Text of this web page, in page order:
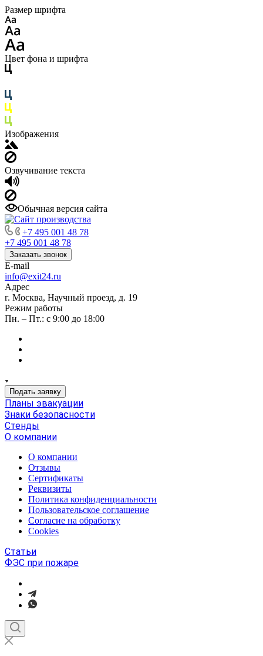
Размер шрифта
Цвет фона и шрифта
Изображения
Озвучивание текста
Обычная версия сайта
+7 495 001 48 78
+7 495 001 48 78
Заказать звонок
E-mail
info@exit24.ru
Адрес
г. Москва, Научный проезд, д. 19
Режим работы
Пн. – Пт.: с 9:00 до 18:00
Подать заявку
Планы эвакуации
Знаки безопасности
Стенды
О компании
О компании
Отзывы
Сертификаты
Реквизиты
Политика конфиденциальности
Пользовательское соглашение
Согласие на обработку
Cookies
Статьи
ФЭС при пожаре